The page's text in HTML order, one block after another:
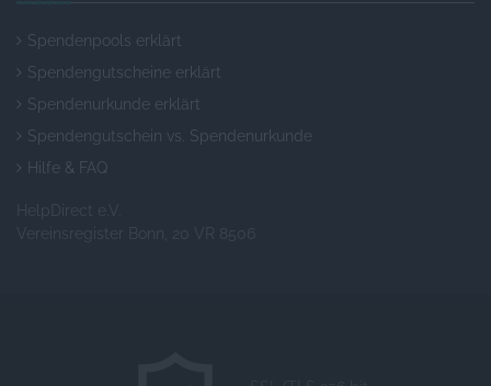
Spendenpools erklärt
Spendengutscheine erklärt
Spendenurkunde erklärt
Spendengutschein vs. Spendenurkunde
Hilfe & FAQ
HelpDirect e.V.
Vereinsregister Bonn, 20 VR 8506